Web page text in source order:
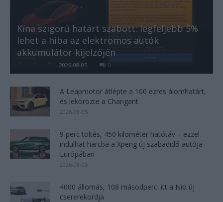
Kína szigorú határt szabott: legfeljebb 5%
lehet a hiba az elektromos autók
akkumulátor-kijelzőjén
- 2026-08-05 0
A Leapmotor átlépte a 100 ezres álomhatárt,
és lekörözte a Changant
2026-08-05
9 perc töltés, 450 kilométer hatótáv – ezzel
indulhat harcba a Xpeng új szabadidő-autója
Európában
2026-08-05
4000 állomás, 108 másodperc: itt a Nio új
csererekordja